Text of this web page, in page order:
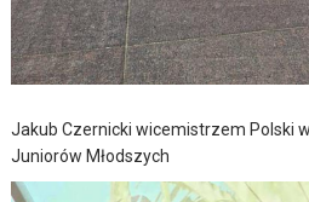
Jakub Czernicki wicemistrzem Polski
Juniorów Młodszych